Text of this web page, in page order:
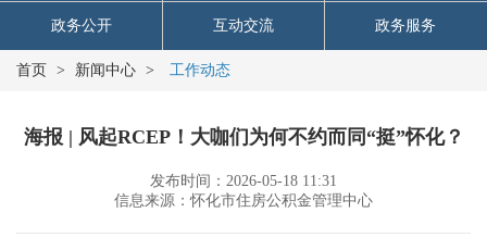
政务公开 互动交流 政务服务
首页 > 新闻中心 > 工作动态
海报 | 风起RCEP！大咖们为何不约而同“挺”怀化？
发布时间：2026-05-18 11:31
信息来源：怀化市住房公积金管理中心